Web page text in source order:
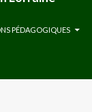
PÉDAGOGIQUES